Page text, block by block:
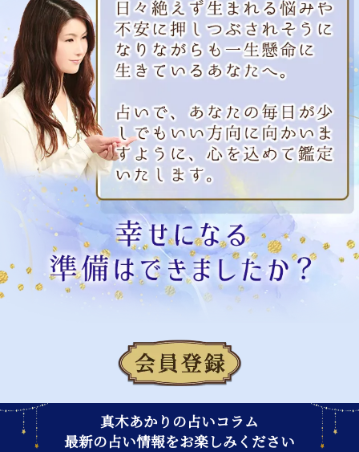
真木あかりの占いコラム
最新の占い情報をお楽しみください